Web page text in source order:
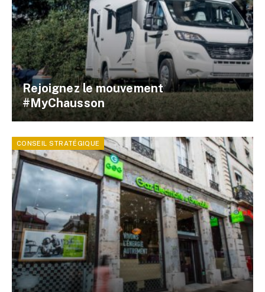
Rejoignez le mouvement
#MyChausson
CONSEIL STRATÉGIQUE